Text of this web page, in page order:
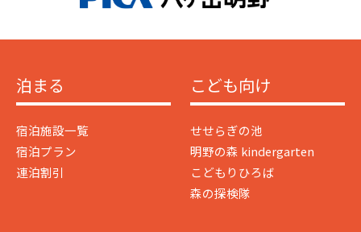
泊まる
宿泊施設一覧
宿泊プラン
連泊割引
こども向け
せせらぎの池
明野の森 kindergarten
こどもりひろば
森の探検隊